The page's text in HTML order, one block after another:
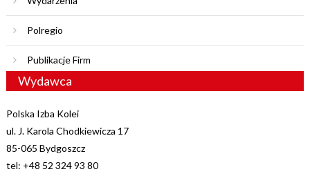
Polregio
Publikacje Firm
Wydawca
Polska Izba Kolei
ul. J. Karola Chodkiewicza 17
85-065 Bydgoszcz
tel: +48 52 324 93 80